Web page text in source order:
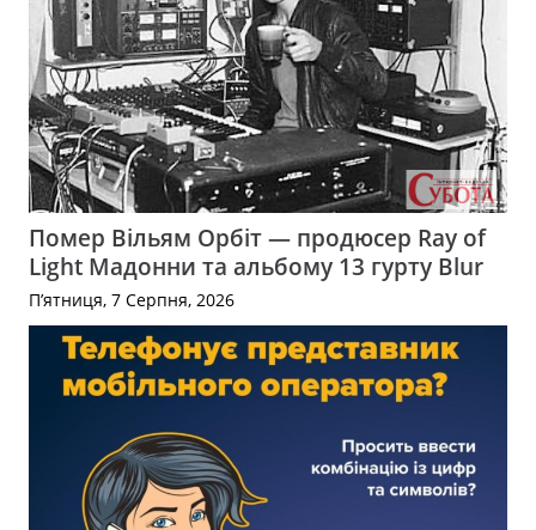
Помер Вільям Орбіт — продюсер Ray of
Light Мадонни та альбому 13 гурту Blur
П’ятниця, 7 Серпня, 2026